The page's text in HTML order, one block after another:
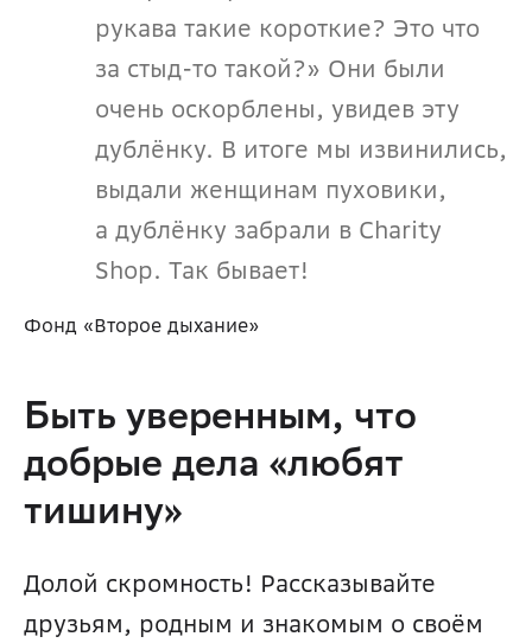
рукава такие короткие? Это что
за стыд-то такой?» Они были
очень оскорблены, увидев эту
дублёнку. В итоге мы извинились,
выдали женщинам пуховики,
а дублёнку забрали в Charity
Shop. Так бывает!
Фонд «Второе дыхание»
Быть уверенным, что
добрые дела «любят
тишину»
Долой скромность! Рассказывайте
друзьям, родным и знакомым о своём